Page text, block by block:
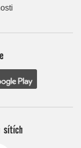
sítích